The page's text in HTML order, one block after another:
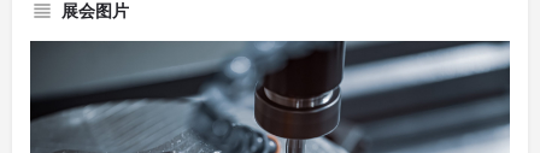
展会图片